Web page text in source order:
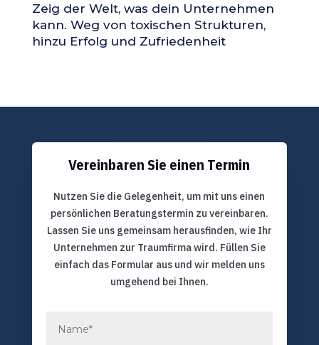
Zeig der Welt, was dein Unternehmen
kann. Weg von toxischen Strukturen,
hinzu Erfolg und Zufriedenheit
Vereinbaren Sie einen Termin
Nutzen Sie die Gelegenheit, um mit uns einen
persönlichen Beratungstermin zu vereinbaren.
Lassen Sie uns gemeinsam herausfinden, wie Ihr
Unternehmen zur Traumfirma wird. Füllen Sie
einfach das Formular aus und wir melden uns
umgehend bei Ihnen.